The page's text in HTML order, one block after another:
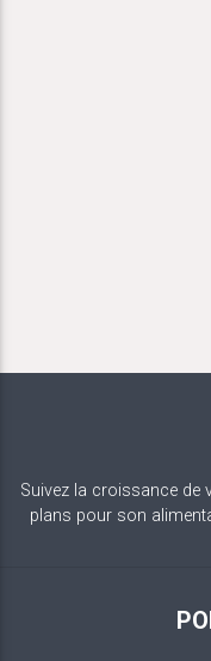
Suivez la croissance de
plans pour son